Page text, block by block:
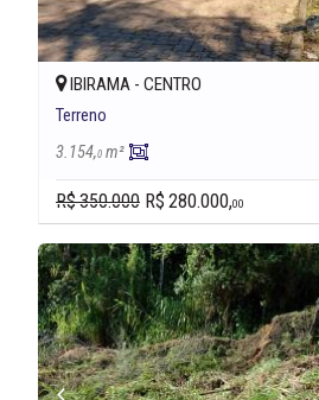
IBIRAMA - CENTRO
Terreno
3.154,0 m²
R$ 350.000 R$ 280.000,00